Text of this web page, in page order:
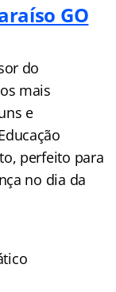
GO
do
mais
e
perfeito para
no dia da